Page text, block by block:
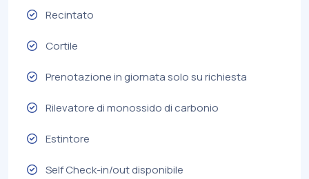
Recintato
Cortile
Prenotazione in giornata solo su richiesta
Rilevatore di monossido di carbonio
Estintore
Self Check-in/out disponibile